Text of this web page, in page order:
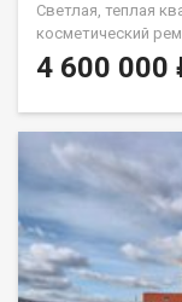
Светлая, теплая
косметический
Установлены окна
этаж
культуры и
комплекс Роща,
берег". Без
Документы
обременений на
продажа.
4 600 000